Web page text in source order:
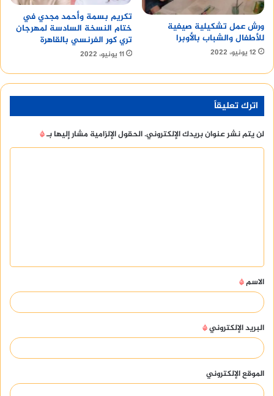
ورش عمل تشكيلية صيفية
للأطفال والشباب بالأوبرا
12 يونيو، 2022
تكريم بسمة وأحمد مجدي في
ختام النسخة السادسة لمهرجان
تري كور الفرنسي بالقاهرة
11 يونيو، 2022
اترك تعليقاً
لن يتم نشر عنوان بريدك الإلكتروني.الحقول الإلزامية مشار إليها بـ*
ق
*
الاسم*
البريد الإلكتروني*
الموقع الإلكتروني